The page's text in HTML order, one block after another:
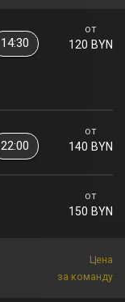
от
120 BYN
14:30
от
140 BYN
22:00
от
150 BYN
Цена
за команду